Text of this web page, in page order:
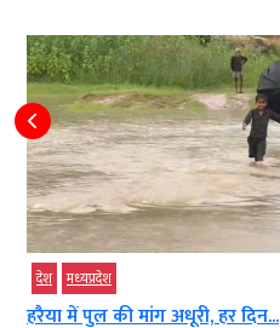
देश मध्‍यप्रदेश
हरैया में पुल की मांग अधूरी, हर दिन...